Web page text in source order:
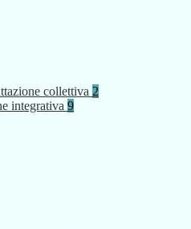
collettiva 2
integrativa 9